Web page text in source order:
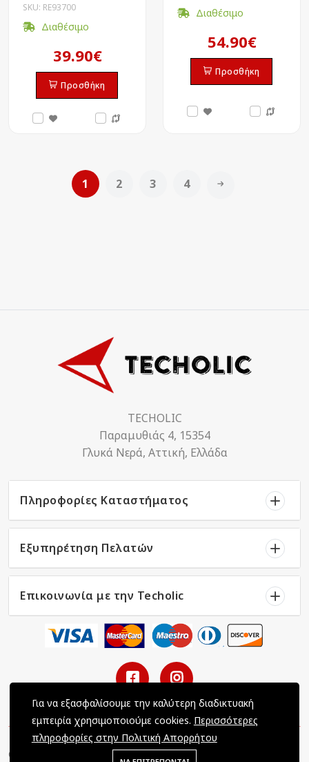
SKU: RE93700
Διαθέσιμο
39.90€
Προσθήκη
Διαθέσιμο
54.90€
Προσθήκη
1 2 3 4
TECHOLIC
Παραμυθιάς 4, 15354
Γλυκά Νερά, Αττική, Ελλάδα
Πληροφορίες Καταστήματος
Εξυπηρέτηση Πελατών
Επικοινωνία με την Techolic
Copyright © 2022 Techolic / All Rights Reserved / Powered by
Για να εξασφαλίσουμε την καλύτερη διαδικτυακή
εμπειρία χρησιμοποιούμε cookies. Περισσότερες
πληροφορίες στην Πολιτική Απορρήτου